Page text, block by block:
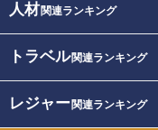
人材関連ランキング
トラベル関連ランキング
レジャー関連ランキング